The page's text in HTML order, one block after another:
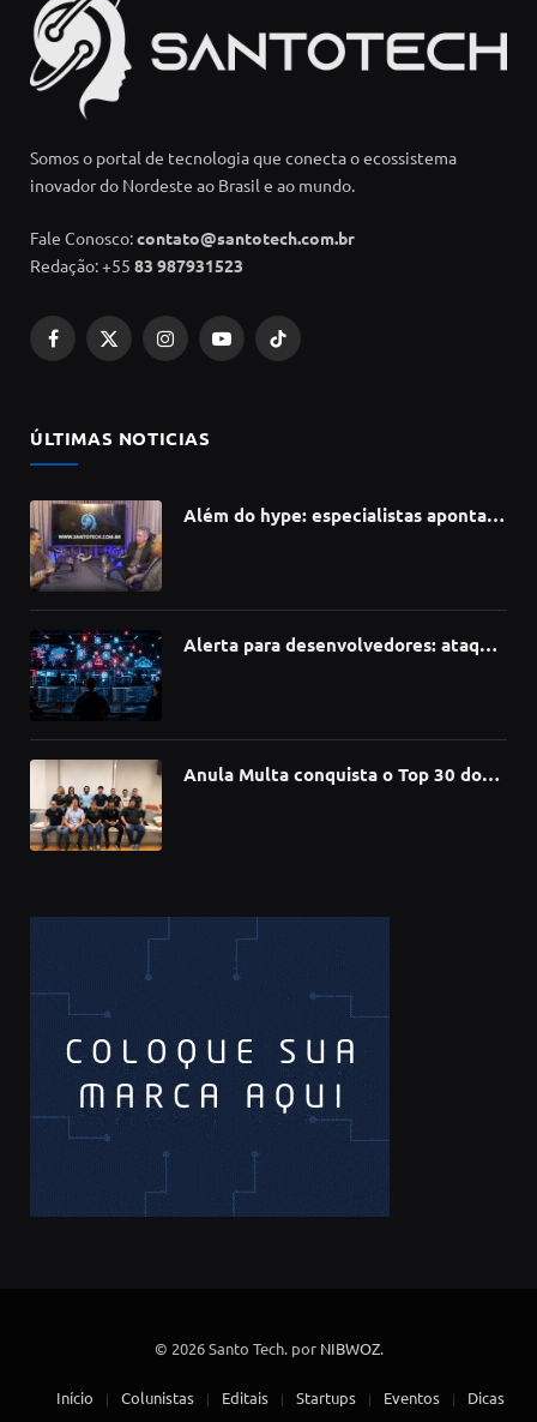
Somos o portal de tecnologia que conecta o ecossistema
inovador do Nordeste ao Brasil e ao mundo.
Fale Conosco:contato@santotech.com.br
Redação: +55 83 987931523
Facebook
X
InstagramYouTubeTikTok
ÚLTIMAS NOTICIAS
Além do hype: especialistas apontam
Alerta para desenvolvedores: ataque
Anula Multa conquista o Top 30 do
© 2026 Santo Tech. por NIBWOZ.
Início Colunistas Editais Startups Eventos
Dicas